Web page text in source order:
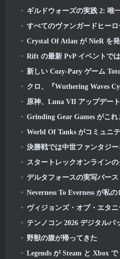
ギルドウォーズの実践 2: 唯
すべてのヴァンガードヒー
Crystal Of Atlan が NieR を発表:
Rift の最新 PvP イベントでは、プレイヤーに最大の賞金を獲得す
新しい Cozy-Pary ゲーム Totopia がク
クロ、『Wuthering Waves Cyber​​punk』待望のトレ
原神、Luna VII アップデー
Grinding Gear Games がこれまでで最大規模の
World Of Tanks がコミュニティ主導
決勝戦では中世ファンタジーをテーマにした
スタートレックオンラインのクリスタルカ
デルタフォースの実写バーストフェストトレーラーでWWEのダミア
Neverness To Everness が私のローテー
ヴィジョンズ・オブ・エタニティの
テンノコン 2026 デジタルパック
野獣の腹が帰ってきた
Legends が Steam と Xbox